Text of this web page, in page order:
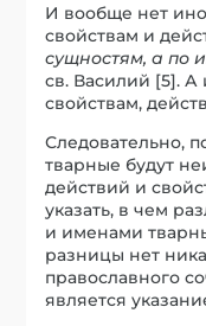
И вообще нет
свойствам и
сущностям, а по
св. Василий [5].
свойствам,
Следовательно,
тварные будут
действий и
указать, в чем
и именами
разницы нет
православного
является